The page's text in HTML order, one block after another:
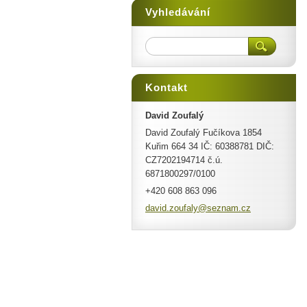
Vyhledávání
Kontakt
David Zoufalý
David Zoufalý Fučíkova 1854
Kuřim 664 34 IČ: 60388781 DIČ:
CZ7202194714 č.ú.
6871800297/0100
+420 608 863 096
david.zoufaly@seznam.cz